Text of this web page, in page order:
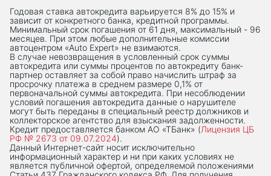
Годовая ставка автокредита варьируется 8% до 15% и
зависит от конкретного банка, кредитной программы.
Минимальный срок погашения от 61 дня, максимальный - 96
месяцев. При этом любые дополнительные комиссии
автоцентром «Auto Expert» не взимаются.
В случае невозвращения в условленный срок суммы
автокредита или суммы процентов по автокредиту банк-
партнер оставляет за собой право начислить штраф за
просрочку платежа в среднем размере 0,1% от
первоначальной суммы автокредита. При несоблюдении
условий погашения автокредита данные о нарушителе
могут быть переданы в специальный реестр должников и
коллекторское агентство для взыскания задолженности.
Кредит предоставляется банком АО «ТБанк» (Лицензия ЦБ
РФ № 2673 от 09.07.2024).
Данный Интернет-сaйт носит исключительно
информационный характер и ни при каких условиях не
является публичной офертой, определяемой положениями